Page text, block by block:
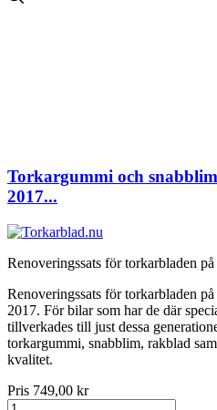
Torkargummi och
2017...
Renoveringssats för torkarbladen
Renoveringssats för torkarbladen
2017. För bilar som har de där
tillverkades till just dessa
torkargummi, snabblim, rakblad
kvalitet.
Pris 749,00 kr